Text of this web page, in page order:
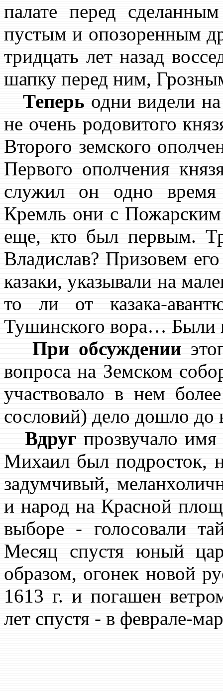
палате перед
пустым и опозоренным
тридцать лет назад
шапку перед ним,
Теперь одни видели
не очень родовитого
Второго земского
Первого ополчения
служил он одно
Кремль они с Пожарским
еще, кто был первым.
Владислав? Призовем
казаки, указывали на
то ли от казака-
Тушинского вора… Были
При обсуждении
вопроса на Земском
участвовало в нем
сословий) дело дошло до
Вдруг прозвучало
Михаил был подросток,
задумчивый,
и народ на Красной
выборе - голосовали
Месяц спустя юный
образом, огонек новой
1613 г. и погашен
лет спустя - в феврале-